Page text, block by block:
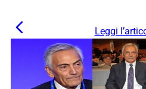
Leggi